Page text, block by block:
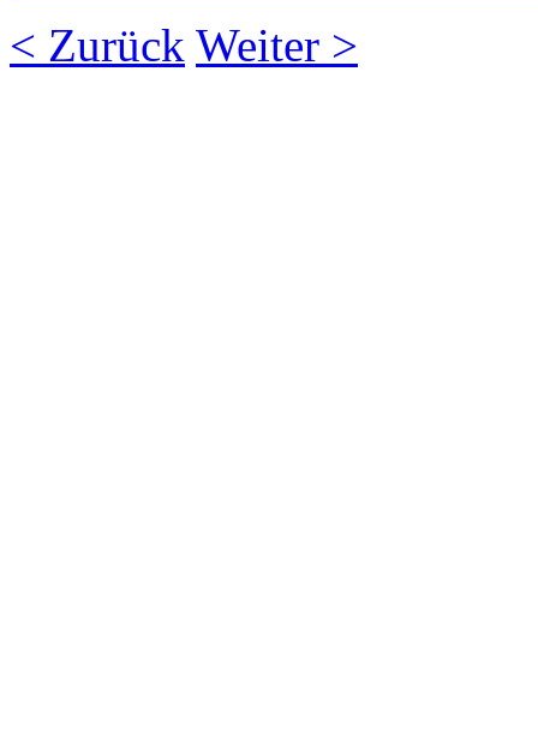
< Zurück Weiter >